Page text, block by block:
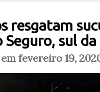
resgatam
sul da
fevereiro 19,